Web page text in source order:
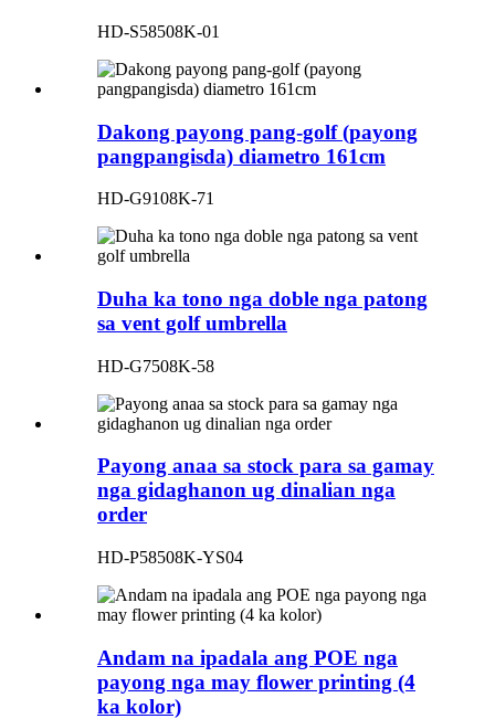
HD-S58508K-01
Dakong payong pang-golf (payong
pangpangisda) diametro 161cm
HD-G9108K-71
Duha ka tono nga doble nga patong
sa vent golf umbrella
HD-G7508K-58
Payong anaa sa stock para sa gamay
nga gidaghanon ug dinalian nga
order
HD-P58508K-YS04
Andam na ipadala ang POE nga
payong nga may flower printing (4
ka kolor)